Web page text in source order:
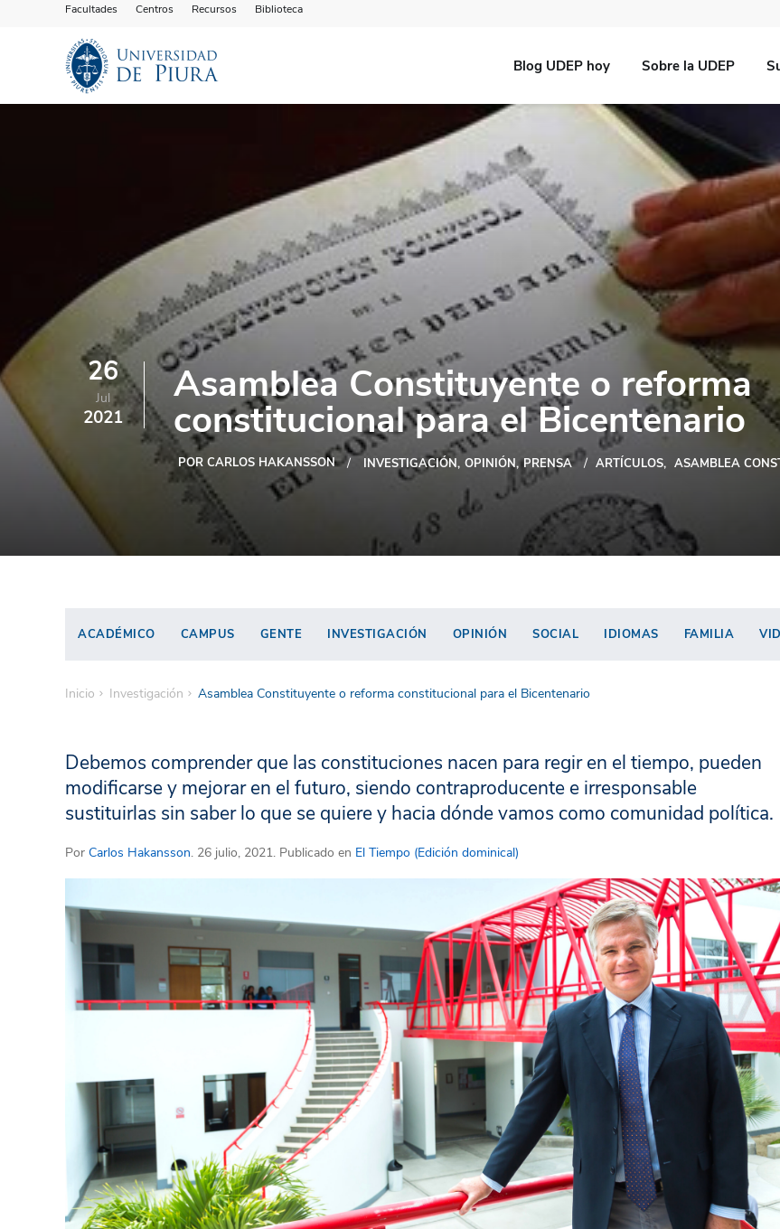
Facultades Centros Recursos Biblioteca
Blog UDEP hoy Sobre la UDEP
26
Jul
2021
Asamblea Constituyente o reforma
constitucional para el Bicentenario
POR CARLOS HAKANSSON INVESTIGACIÓN OPINIÓN PRENSA ARTÍCULOS ASAMBLEA
ACADÉMICO CAMPUS GENTE INVESTIGACIÓN OPINIÓN SOCIAL IDIOMAS FAMILIA
Inicio Investigación Asamblea Constituyente o reforma constitucional para el Bicentenario
Debemos comprender que las constituciones nacen para regir en el tiempo, pueden
modificarse y mejorar en el futuro, siendo contraproducente e irresponsable
sustituirlas sin saber lo que se quiere y hacia dónde vamos como comunidad política.
Por Carlos Hakansson. 26 julio, 2021. Publicado en El Tiempo (Edición dominical)